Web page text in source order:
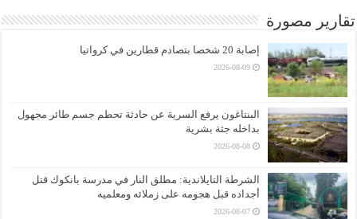
تقارير مصورة
إصابة 20 شخصا بتصادم قطارين في كرواتيا
2026-08-09
البنتاغون يرفع السرية عن حادثة تحطم جسم طائر مجهول
بداخله جثة بشرية
2026-08-08
الشرطة التايلاندية: مطلق النار في مدرسة بانكوك قتل
أجداده قبل هجومه على زملائه ومعلميه
2026-08-07